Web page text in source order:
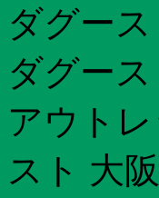
ダグー
ダグー
アウト
スト 大